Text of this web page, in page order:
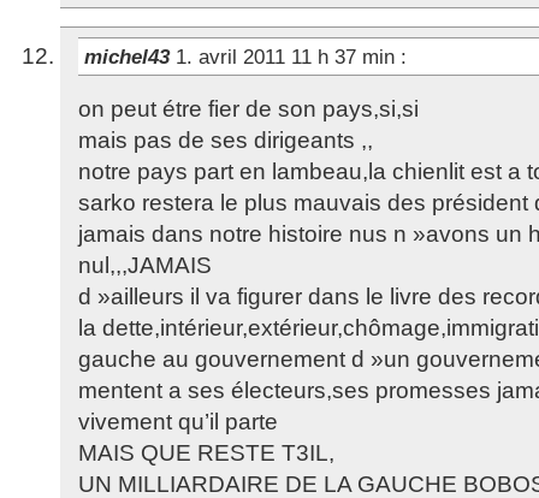
michel43 1. avril 2011 11 h 37 min :
on peut étre fier de son pays,si,si
mais pas de ses dirigeants ,,
notre pays part en lambeau,la chienlit est a
sarko restera le plus mauvais des président
jamais dans notre histoire nus n »avons un
nul,,,JAMAIS
d »ailleurs il va figurer dans le livre des
la
gauche au gouvernement d »un
mentent a ses électeurs,ses promesses
vivement qu’il parte
MAIS QUE RESTE T3IL,
UN MILLIARDAIRE DE LA GAUCHE